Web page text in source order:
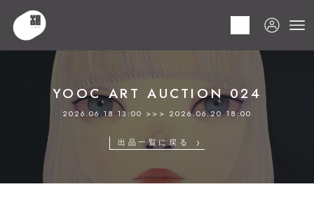
HOME
YOOC ART AUCTION 024
2026.06.18 13:00 >>> 2026.06.20 18:00
出品一覧に戻る